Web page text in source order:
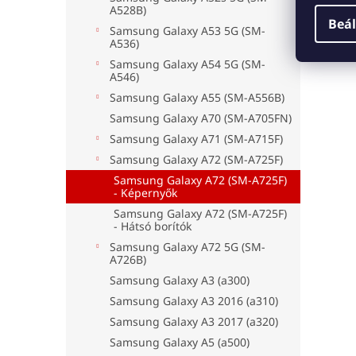
A528B)
Samsung Galaxy A53 5G (SM-
A536)
Samsung Galaxy A54 5G (SM-
A546)
Samsung Galaxy A55 (SM-A556B)
Samsung Galaxy A70 (SM-A705FN)
Samsung Galaxy A71 (SM-A715F)
Samsung Galaxy A72 (SM-A725F)
Samsung Galaxy A72 (SM-A725F)
- Képernyők
Samsung Galaxy A72 (SM-A725F)
- Hátsó borítók
Samsung Galaxy A72 5G (SM-
A726B)
Samsung Galaxy A3 (a300)
Samsung Galaxy A3 2016 (a310)
Samsung Galaxy A3 2017 (a320)
Samsung Galaxy A5 (a500)